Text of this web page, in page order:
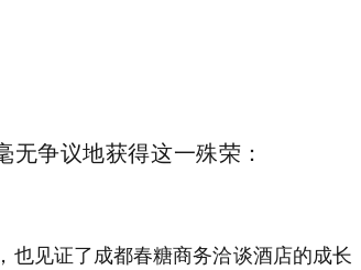
争议地获得这一殊荣：
见证了成都春糖商务洽谈酒店的成长